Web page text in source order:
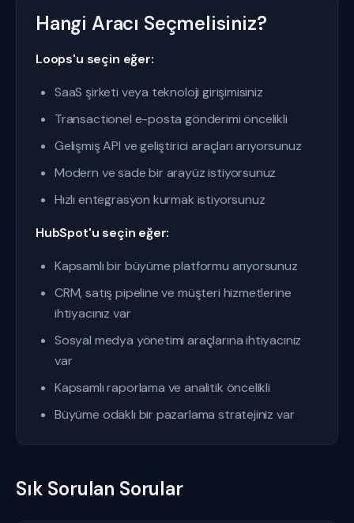
Hangi Aracı Seçmelisiniz?
Loops'u seçin eğer:
SaaS şirketi veya teknoloji girişimisiniz
Transactionel e-posta gönderimi öncelikli
Gelişmiş API ve geliştirici araçları arıyorsunuz
Modern ve sade bir arayüz istiyorsunuz
Hızlı entegrasyon kurmak istiyorsunuz
HubSpot'u seçin eğer:
Kapsamlı bir büyüme platformu arıyorsunuz
CRM, satış pipeline ve müşteri hizmetlerine
ihtiyacınız var
Sosyal medya yönetimi araçlarına ihtiyacınız
var
Kapsamlı raporlama ve analitik öncelikli
Büyüme odaklı bir pazarlama stratejiniz var
Sık Sorulan Sorular